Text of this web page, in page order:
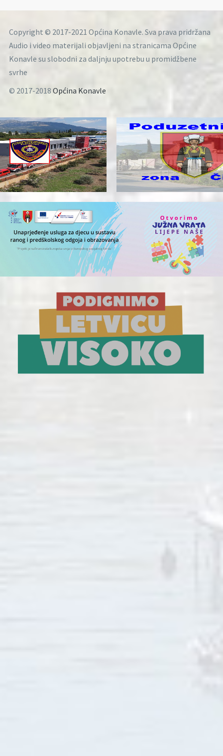
Copyright © 2017-2021 Općina Konavle. Sva prava pridržana
Audio i video materijali objavljeni na stranicama Općine
Konavle su slobodni za daljnju upotrebu u promidžbene
svrhe
© 2017-2018 Općina Konavle